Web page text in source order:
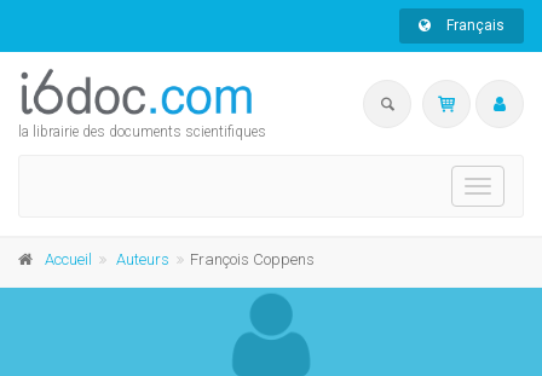
Français
la librairie des documents scientifiques
Toggle
Accueil Auteurs François Coppens